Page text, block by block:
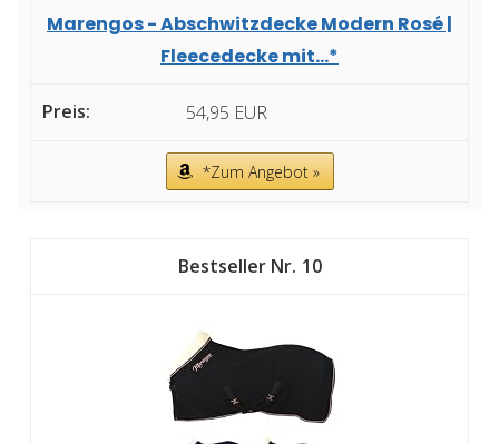
Marengos - Abschwitzdecke Modern Rosé |
Fleecedecke mit...*
54,95 EUR
*Zum Angebot »
10